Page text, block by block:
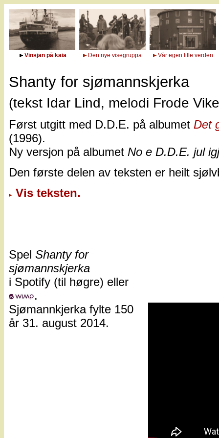
Vinsjan på kaia Den nye visegruppa Vår egen lille verden
Shanty for sjømannskjerka
(tekst Idar Lind, melodi Frode
Først utgitt med D.D.E. på albumet Det
(1996).
Ny versjon på albumet No e D.D.E. jul
Den første delen av teksten er heilt
Vis teksten.
Spel Shanty for
sjømannskjerka
i Spotify (til høgre) eller
.
Sjømannkjerka fylte 150
år 31. august 2014.